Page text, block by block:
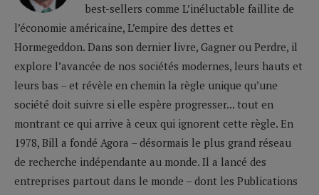
best-sellers comme L’inéluctable faillite de
l’économie américaine, L’empire des dettes et
Hormegeddon. Dans son dernier livre, Gagner ou Perdre, il
explore l’avancée de nos sociétés modernes, leurs hauts et
leurs bas – et révèle en chemin la règle unique qu’une
société doit suivre si elle espère progresser... tout en
montrant ce qui arrive à ceux qui ignorent cette règle. En
1978, Bill a fondé Agora – désormais le plus grand réseau
de recherche indépendante au monde. Il a lancé des
entreprises partout dans le monde – dont les Publications